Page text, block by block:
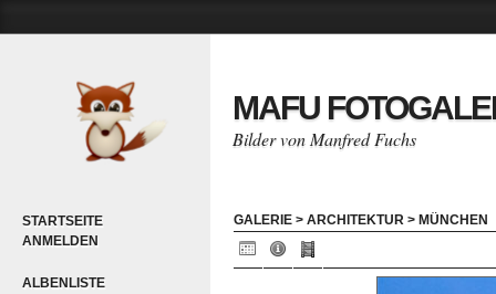
STARTSEITE
ANMELDEN
ALBENLISTE
MAFU
Bilder von Manfred Fuchs
GALERIE > ARCHITEKTUR > MÜNCHEN